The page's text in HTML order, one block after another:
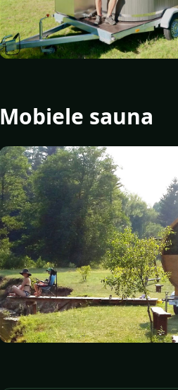
Mobiele sauna